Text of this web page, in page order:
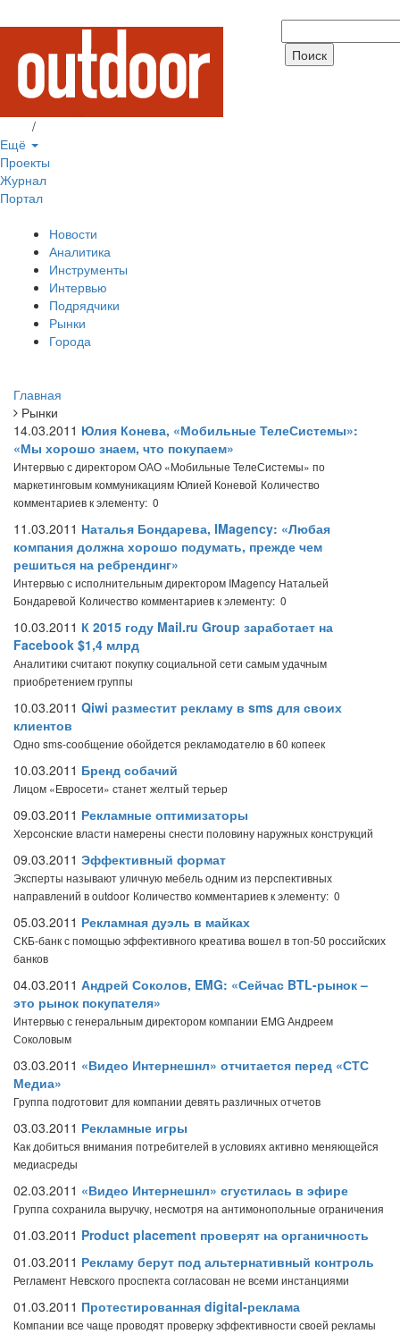
/
Ещё
Проекты
Журнал
Портал
Новости
Аналитика
Инструменты
Интервью
Подрядчики
Рынки
Города
Главная
Рынки
14.03.2011 Юлия Конева, «Мобильные ТелеСистемы»:
«Мы хорошо знаем, что покупаем»
Интервью с директором ОАО «Мобильные ТелеСистемы» по
маркетинговым коммуникациям Юлией Коневой Количество
комментариев к элементу: 0
11.03.2011 Наталья Бондарева, IMagency: «Любая
компания должна хорошо подумать, прежде чем
решиться на ребрендинг»
Интервью с исполнительным директором IMagency Натальей
Бондаревой Количество комментариев к элементу: 0
10.03.2011 К 2015 году Mail.ru Group заработает на
Facebook $1,4 млрд
Аналитики считают покупку социальной сети самым удачным
приобретением группы
10.03.2011 Qiwi разместит рекламу в sms для своих
клиентов
Одно sms-сообщение обойдется рекламодателю в 60 копеек
10.03.2011 Бренд собачий
Лицом «Евросети» станет желтый терьер
09.03.2011 Рекламные оптимизаторы
Херсонские власти намерены снести половину наружных конструкций
09.03.2011 Эффективный формат
Эксперты называют уличную мебель одним из перспективных
направлений в outdoor Количество комментариев к элементу: 0
05.03.2011 Рекламная дуэль в майках
СКБ-банк с помощью эффективного креатива вошел в топ-50 российских
банков
04.03.2011 Андрей Соколов, EMG: «Сейчас BTL-рынок –
это рынок покупателя»
Интервью с генеральным директором компании EMG Андреем
Соколовым
03.03.2011 «Видео Интернешнл» отчитается перед «СТС
Медиа»
Группа подготовит для компании девять различных отчетов
03.03.2011 Рекламные игры
Как добиться внимания потребителей в условиях активно меняющейся
медиасреды
02.03.2011 «Видео Интернешнл» сгустилась в эфире
Группа сохранила выручку, несмотря на антимонопольные ограничения
01.03.2011 Product placement проверят на органичность
01.03.2011 Рекламу берут под альтернативный контроль
Регламент Невского проспекта согласован не всеми инстанциями
01.03.2011 Протестированная digital-реклама
Компании все чаще проводят проверку эффективности своей рекламы